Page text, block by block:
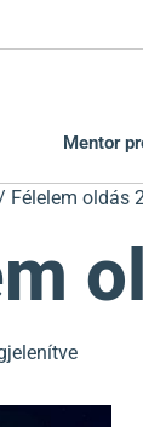
Mentor
Félelem oldás